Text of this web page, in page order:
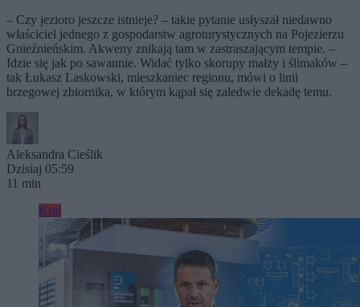
– Czy jezioro jeszcze istnieje? – takie pytanie usłyszał niedawno
właściciel jednego z gospodarstw agroturystycznych na Pojezierzu
Gnieźnieńskim. Akweny znikają tam w zastraszającym tempie. –
Idzie się jak po sawannie. Widać tylko skorupy małży i ślimaków –
tak Łukasz Laskowski, mieszkaniec regionu, mówi o linii
brzegowej zbiornika, w którym kąpał się zaledwie dekadę temu.
Aleksandra Cieślik
Dzisiaj 05:59
11 min
Kraj